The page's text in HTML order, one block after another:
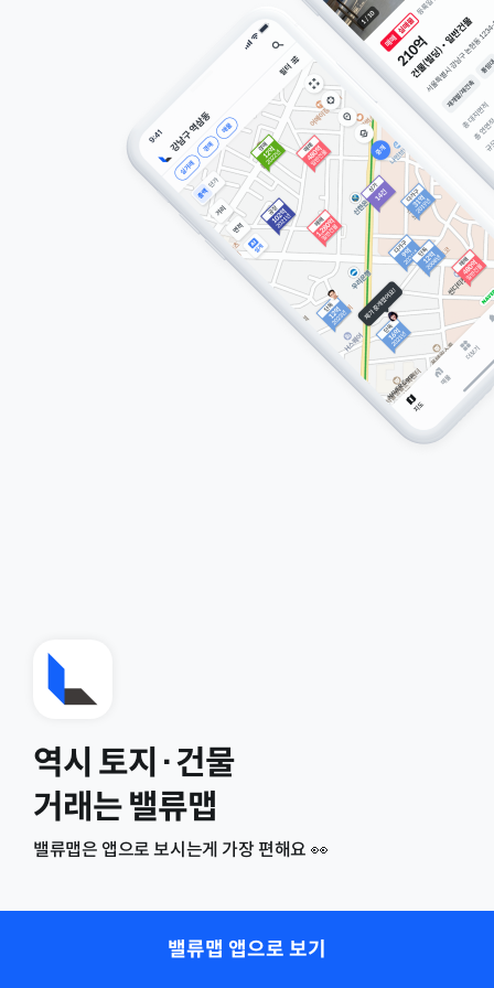
역시 토지·건물
거래는 밸류맵
밸류맵은 앱으로 보시는게 가장 편해요 👀
밸류맵 앱으로 보기